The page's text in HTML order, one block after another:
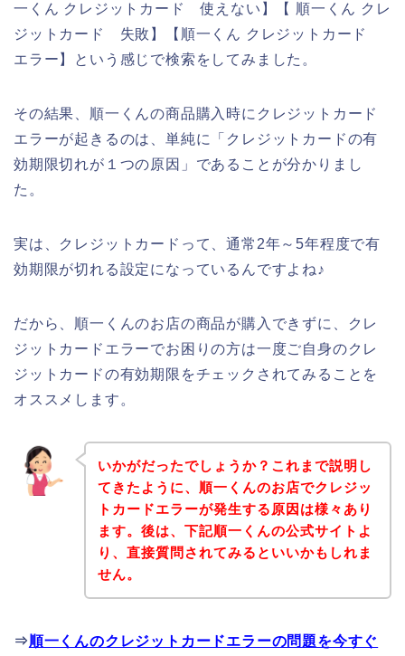
一くん クレジットカード 使えない】【 順一くん クレ
ジットカード 失敗】【順一くん クレジットカード
エラー】という感じで検索をしてみました。
その結果、順一くんの商品購入時にクレジットカード
エラーが起きるのは、単純に「クレジットカードの有
効期限切れが１つの原因」であることが分かりまし
た。
実は、クレジットカードって、通常2年～5年程度で有
効期限が切れる設定になっているんですよね♪
だから、順一くんのお店の商品が購入できずに、クレ
ジットカードエラーでお困りの方は一度ご自身のクレ
ジットカードの有効期限をチェックされてみることを
オススメします。
いかがだったでしょうか？これまで説明し
てきたように、順一くんのお店でクレジッ
トカードエラーが発生する原因は様々あり
ます。後は、下記順一くんの公式サイトよ
り、直接質問されてみるといいかもしれま
せん。
⇒順一くんのクレジットカードエラーの問題を今すぐ